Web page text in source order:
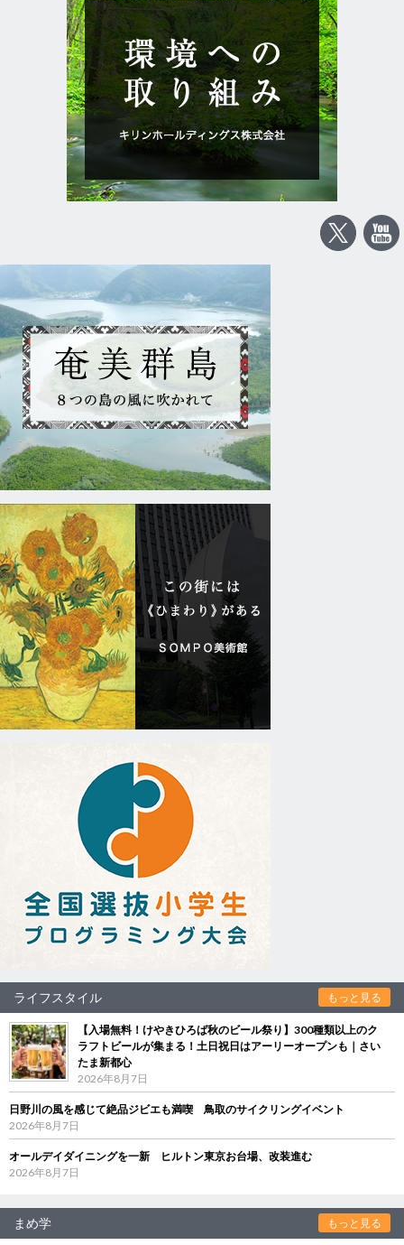
ライフスタイル もっと見る
【入場無料！けやきひろば秋のビール祭り】300種類以上のク
ラフトビールが集まる！土日祝日はアーリーオープンも｜さい
たま新都心
2026年8月7日
日野川の風を感じて絶品ジビエも満喫 鳥取のサイクリングイベント
2026年8月7日
オールデイダイニングを一新 ヒルトン東京お台場、改装進む
2026年8月7日
まめ学 もっと見る